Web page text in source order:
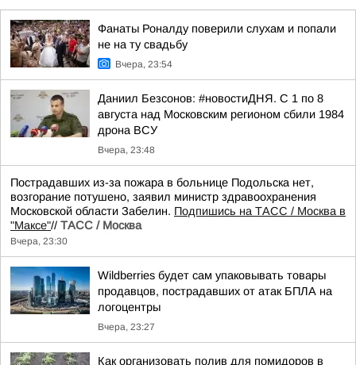
Фанаты Роналду поверили слухам и попали
не на ту свадьбу
Вчера, 23:54
Даниил Безсонов: #новостиДНЯ. С 1 по 8
августа над Московским регионом сбили 1984
дрона ВСУ
Вчера, 23:48
Пострадавших из-за пожара в больнице Подольска нет,
возгорание потушено, заявил министр здравоохранения
Московской области Забелин. Подпишись на ТАСС / Москва в
"Максе"// ТАСС / Москва
Вчера, 23:30
Wildberries будет сам упаковывать товары
продавцов, пострадавших от атак БПЛА на
логоцентры
Вчера, 23:27
Как организовать полив для помидоров в